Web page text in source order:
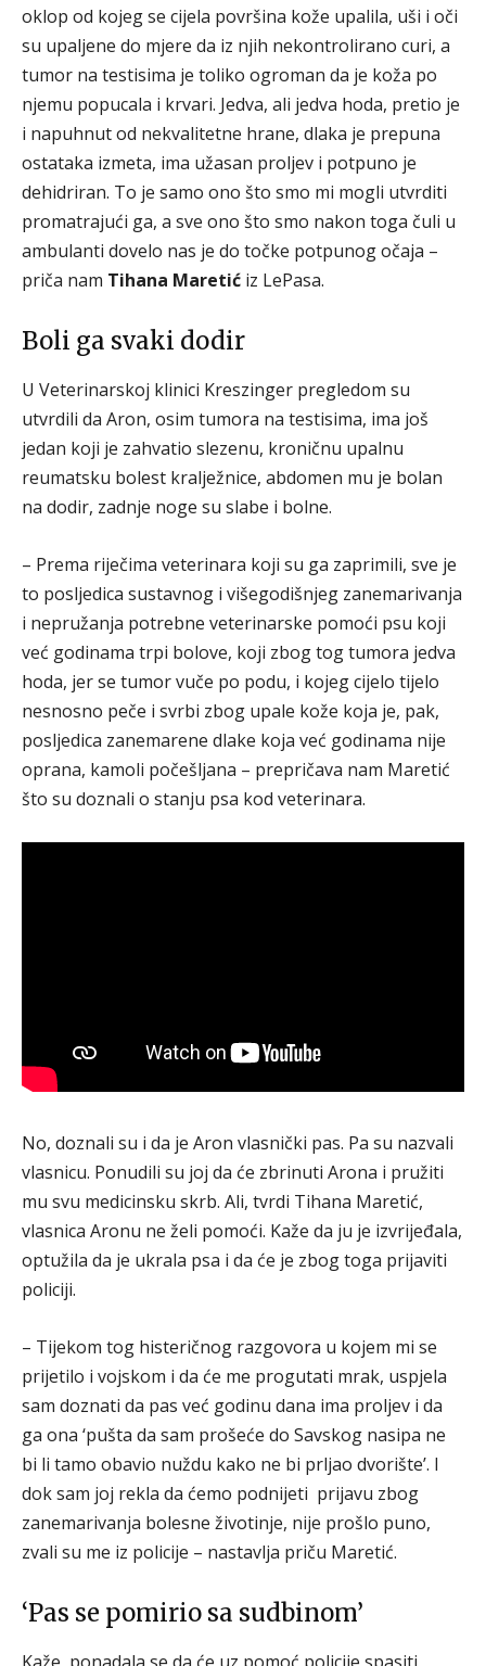
oklop od kojeg se cijela površina kože upalila, uši i oči
su upaljene do mjere da iz njih nekontrolirano curi, a
tumor na testisima je toliko ogroman da je koža po
njemu popucala i krvari. Jedva, ali jedva hoda, pretio je
i napuhnut od nekvalitetne hrane, dlaka je prepuna
ostataka izmeta, ima užasan proljev i potpuno je
dehidriran. To je samo ono što smo mi mogli utvrditi
promatrajući ga, a sve ono što smo nakon toga čuli u
ambulanti dovelo nas je do točke potpunog očaja –
priča nam Tihana Maretić iz LePasa.
Boli ga svaki dodir
U Veterinarskoj klinici Kreszinger pregledom su
utvrdili da Aron, osim tumora na testisima, ima još
jedan koji je zahvatio slezenu, kroničnu upalnu
reumatsku bolest kralježnice, abdomen mu je bolan
na dodir, zadnje noge su slabe i bolne.
– Prema riječima veterinara koji su ga zaprimili, sve je
to posljedica sustavnog i višegodišnjeg zanemarivanja
i nepružanja potrebne veterinarske pomoći psu koji
već godinama trpi bolove, koji zbog tog tumora jedva
hoda, jer se tumor vuče po podu, i kojeg cijelo tijelo
nesnosno peče i svrbi zbog upale kože koja je, pak,
posljedica zanemarene dlake koja već godinama nije
oprana, kamoli počešljana – prepričava nam Maretić
što su doznali o stanju psa kod veterinara.
No, doznali su i da je Aron vlasnički pas. Pa su nazvali
vlasnicu. Ponudili su joj da će zbrinuti Arona i pružiti
mu svu medicinsku skrb. Ali, tvrdi Tihana Maretić,
vlasnica Aronu ne želi pomoći. Kaže da ju je izvrijeđala,
optužila da je ukrala psa i da će je zbog toga prijaviti
policiji.
– Tijekom tog histeričnog razgovora u kojem mi se
prijetilo i vojskom i da će me progutati mrak, uspjela
sam doznati da pas već godinu dana ima proljev i da
ga ona ‘pušta da sam prošeće do Savskog nasipa ne
bi li tamo obavio nuždu kako ne bi prljao dvorište’. I
dok sam joj rekla da ćemo podnijeti prijavu zbog
zanemarivanja bolesne životinje, nije prošlo puno,
zvali su me iz policije – nastavlja priču Maretić.
‘Pas se pomirio sa sudbinom’
Kaže, ponadala se da će uz pomoć policije spasiti